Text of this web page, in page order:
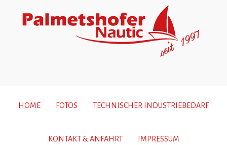
HOME FOTOS TECHNISCHER INDUSTRIEBEDARF
KONTAKT & ANFAHRT IMPRESSUM